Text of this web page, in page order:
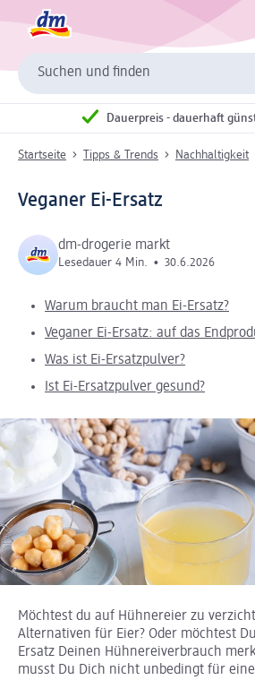
Suchen und finden
Dauerpreis - dauerhaft
Startseite Tipps & Trends Nachhaltigkeit
Veganer Ei-Ersatz
dm-drogerie markt
Lesedauer 4 Min. • 30.6.2026
Warum braucht man Ei-Ersatz?
Veganer Ei-Ersatz: auf das
Was ist Ei-Ersatzpulver?
Ist Ei-Ersatzpulver gesund?
Möchtest du auf Hühnereier zu
Alternativen für Eier? Oder möchtest
Ersatz Deinen Hühnereiverbrauch
musst Du Dich nicht unbedingt für eine